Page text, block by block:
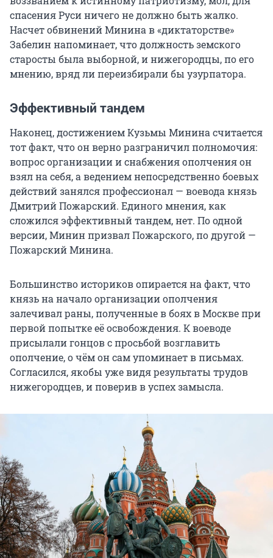
спасения Руси ничего не должно быть жалко.
Насчет обвинений Минина в «диктаторстве»
Забелин напоминает, что должность земского
старосты была выборной, и нижегородцы, по его
мнению, вряд ли переизбирали бы узурпатора.
Эффективный тандем
Наконец, достижением Кузьмы Минина считается
тот факт, что он верно разграничил полномочия:
вопрос организации и снабжения ополчения он
взял на себя, а ведением непосредственно боевых
действий занялся профессионал — воевода князь
Дмитрий Пожарский. Единого мнения, как
сложился эффективный тандем, нет. По одной
версии, Минин призвал Пожарского, по другой —
Пожарский Минина.
Большинство историков опирается на факт, что
князь на начало организации ополчения
залечивал раны, полученные в боях в Москве при
первой попытке её освобождения. К воеводе
присылали гонцов с просьбой возглавить
ополчение, о чём он сам упоминает в письмах.
Согласился, якобы уже видя результаты трудов
нижегородцев, и поверив в успех замысла.